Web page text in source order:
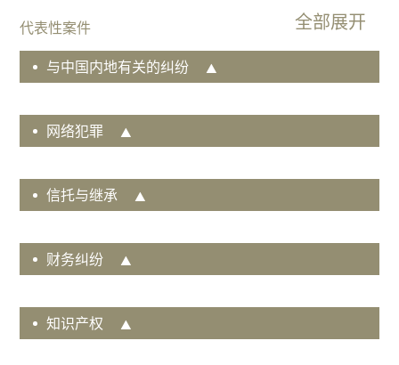
代表性案件
与中国内地有关的纠纷
网络犯罪
信托与继承
财务纠纷
知识产权